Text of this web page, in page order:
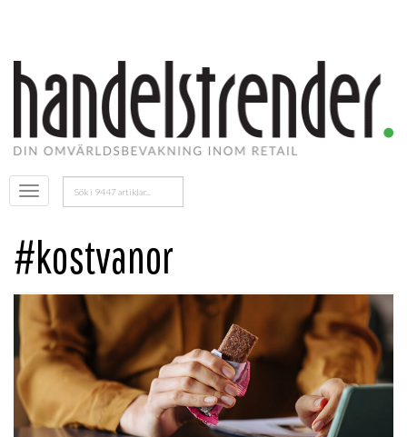
Öppna
menyn
Sök
efter:
#kostvanor